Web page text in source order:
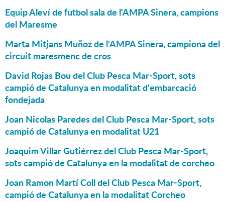
Equip Aleví de futbol sala de l'AMPA Sinera, campions
del Maresme
Marta Mitjans Muñoz de l'AMPA Sinera, campiona del
circuit maresmenc de cros
David Rojas Bou del Club Pesca Mar-Sport, sots
campió de Catalunya en modalitat d'embarcació
fondejada
Joan Nicolas Paredes del Club Pesca Mar-Sport, sots
campió de Catalunya en modalitat U21
Joaquim Villar Gutiérrez del Club Pesca Mar-Sport,
sots campió de Catalunya en la modalitat de corcheo
Joan Ramon Martí Coll del Club Pesca Mar-Sport,
campió de Catalunya en la modalitat Corcheo